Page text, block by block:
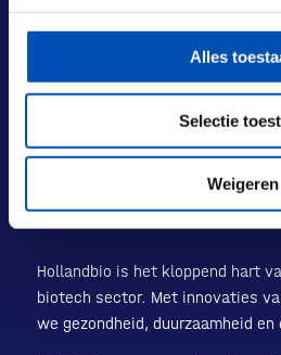
Alles
Selectie
Weigeren
Laan van Nieuw Oost-Indië 133 M
info@hollandbio.nl
Hollandbio is het kloppend hart
biotech sector. Met innovaties
we gezondheid, duurzaamheid